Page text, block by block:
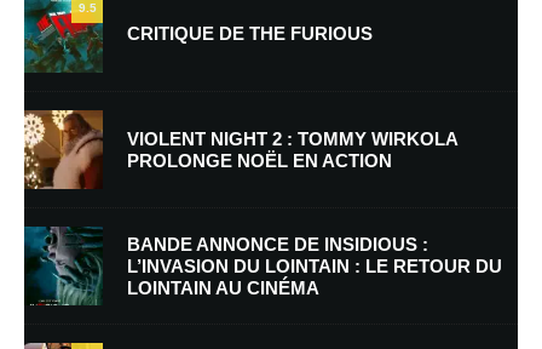
Nom*
E-mail* Site web
9.5
CRITIQUE DE THE FURIOUS
VIOLENT NIGHT 2 : TOMMY WIRKOLA
PROLONGE NOËL EN ACTION
BANDE ANNONCE DE INSIDIOUS :
L’INVASION DU LOINTAIN : LE RETOUR DU
LOINTAIN AU CINÉMA